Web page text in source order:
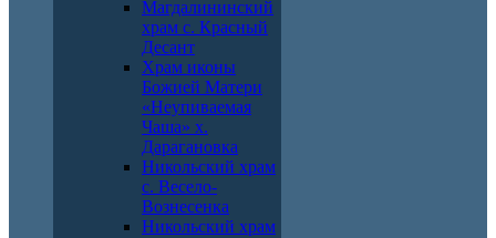
Магдалининский
храм с. Красный
Десант
Храм иконы
Божией Матери
«Неупиваемая
Чаша» х.
Дарагановка
Никольский храм
с. Весело-
Вознесенка
Никольский храм